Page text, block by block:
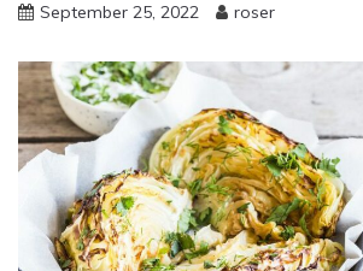
September 25, 2022 roser